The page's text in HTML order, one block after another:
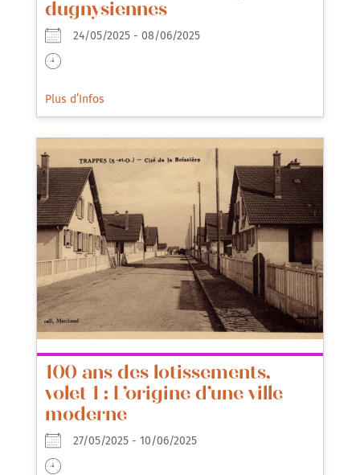
dugnysiennes
24/05/2025 - 08/06/2025
Plus d’Infos
100 ans des lotissements,
volet 1 : L’origine d’une ville
moderne
27/05/2025 - 10/06/2025